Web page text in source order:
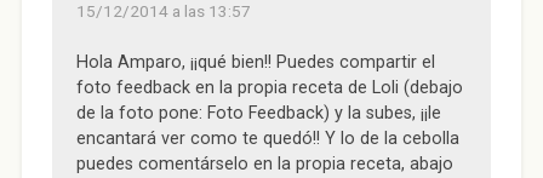
15/12/2014 a las 13:57
Hola Amparo, ¡¡qué bien!! Puedes compartir el
foto feedback en la propia receta de Loli (debajo
de la foto pone: Foto Feedback) y la subes, ¡¡le
encantará ver como te quedó!! Y lo de la cebolla
puedes comentárselo en la propia receta, abajo